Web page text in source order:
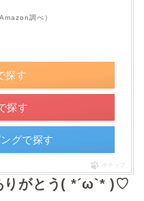
調べ）
探す
探す
グで探す
ポチップ
りがとう( *´ω`* )♡